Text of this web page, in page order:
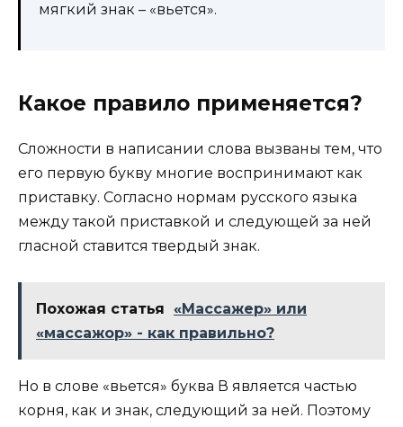
мягкий знак – «вьется».
Какое правило применяется?
Сложности в написании слова вызваны тем, что
его первую букву многие воспринимают как
приставку. Согласно нормам русского языка
между такой приставкой и следующей за ней
гласной ставится твердый знак.
Похожая статья
«Массажер» или
«массажор» - как правильно?
Но в слове «вьется» буква В является частью
корня, как и знак, следующий за ней. Поэтому